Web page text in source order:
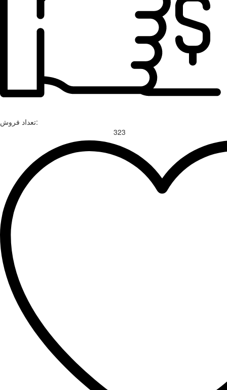
تعداد فروش:
323